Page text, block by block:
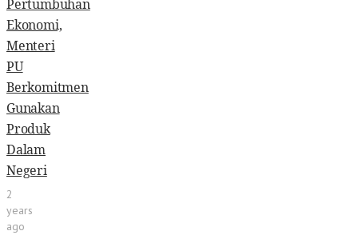
Pertumbuhan
Ekonomi,
Menteri
PU
Berkomitmen
Gunakan
Produk
Dalam
Negeri
2
years
ago